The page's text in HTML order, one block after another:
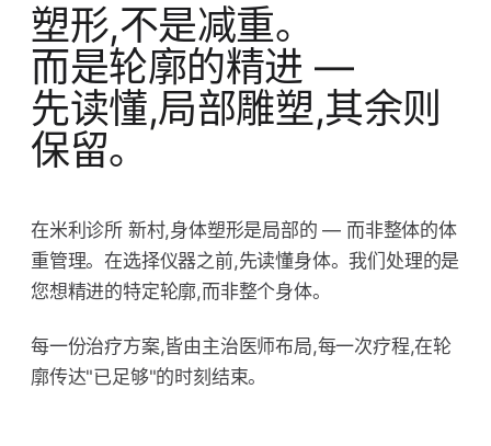
塑形,不是减重。
而是轮廓的精进 —
先读懂,局部雕塑,其余则
保留。
在米利诊所 新村,身体塑形是局部的 — 而非整体的体
重管理。在选择仪器之前,先读懂身体。我们处理的是
您想精进的特定轮廓,而非整个身体。
每一份治疗方案,皆由主治医师布局,每一次疗程,在轮
廓传达"已足够"的时刻结束。